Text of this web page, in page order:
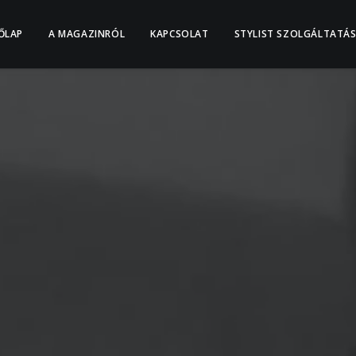
A MAGAZINRÓL KAPCSOLAT STYLIST